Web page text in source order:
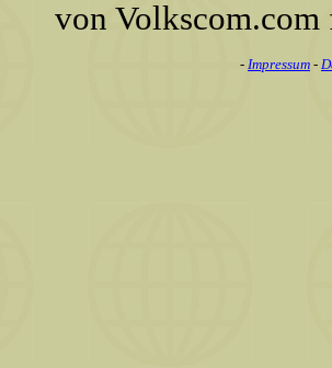
von
- Impressum -